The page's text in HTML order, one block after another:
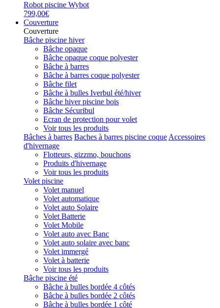
Robot piscine Wybot
799,00€
Couverture
Couverture
Bâche piscine hiver
Bâche opaque
Bâche opaque coque polyester
Bâche à barres
Bâche à barres coque polyester
Bâche filet
Bâche à bulles Iverbul été/hiver
Bâche hiver piscine bois
Bâche Sécuribul
Ecran de protection pour volet
Voir tous les produits
Bâches à barres Baches à barres piscine coque Accessoires
d'hivernage
Flotteurs, gizzmo, bouchons
Produits d'hivernage
Voir tous les produits
Volet piscine
Volet manuel
Volet automatique
Volet auto Solaire
Volet Batterie
Volet Mobile
Volet auto avec Banc
Volet auto solaire avec banc
Volet immergé
Volet à batterie
Voir tous les produits
Bâche piscine été
Bâche à bulles bordée 4 côtés
Bâche à bulles bordée 2 côtés
Bâche à bulles bordée 1 côté